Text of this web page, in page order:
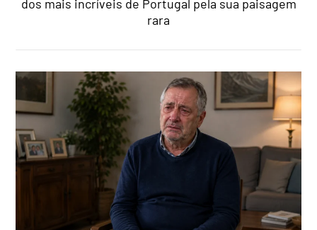
dos mais incríveis de Portugal pela sua paisagem
rara